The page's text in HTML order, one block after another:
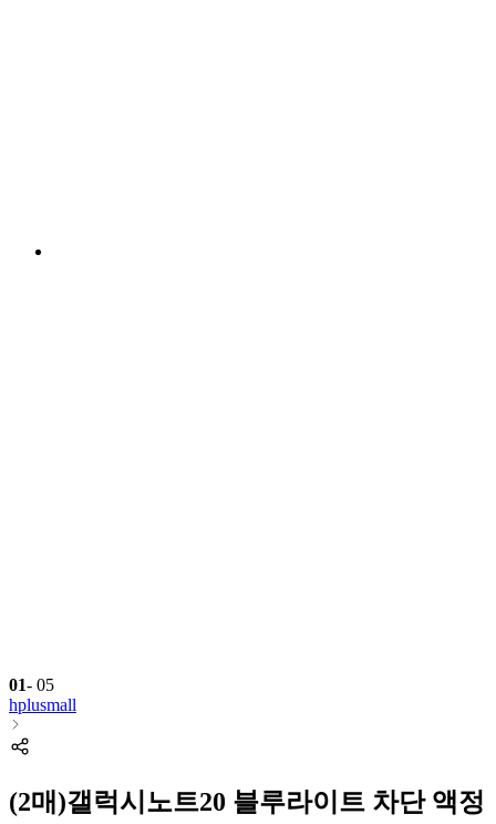
01- 05
hplusmall
(2매)갤럭시노트20 블루라이트 차단 액정